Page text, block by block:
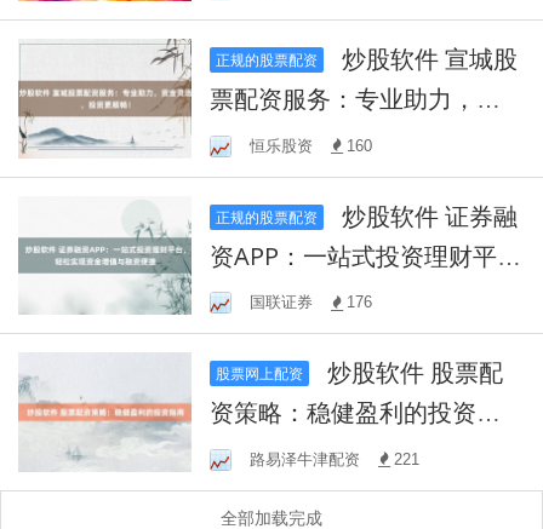
遇
正规的股票配资
炒股软件 宣城股
票配资服务：专业助力，资
金灵活，投资更顺畅！
恒乐股资 160
正规的股票配资
炒股软件 证券融
资APP：一站式投资理财平
台，轻松实现资金增值与融
资便捷
国联证券 176
股票网上配资
炒股软件 股票配
资策略：稳健盈利的投资指
南
路易泽牛津配资 221
全部加载完成